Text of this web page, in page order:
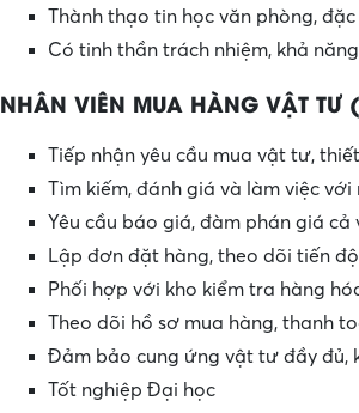
Thành thạo tin học văn phòng, đặc
Có tinh thần trách nhiệm, khả
NHÂN VIÊN MUA HÀNG VẬT TƯ
Tiếp nhận yêu cầu mua vật tư,
Tìm kiếm, đánh giá và làm việc với
Yêu cầu báo giá, đàm phán giá cả
Lập đơn đặt hàng, theo dõi tiến
Phối hợp với kho kiểm tra hàng
Theo dõi hồ sơ mua hàng, thanh
Đảm bảo cung ứng vật tư đầy đủ,
Tốt nghiệp Đại học